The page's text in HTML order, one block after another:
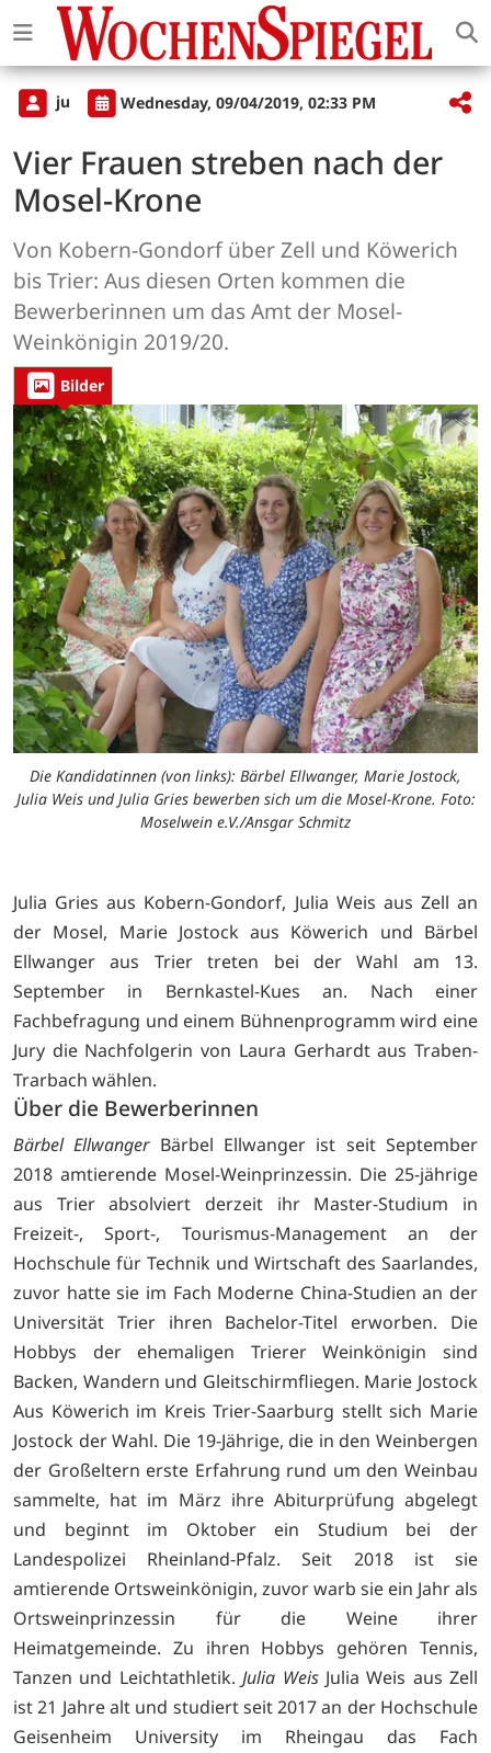
ju Wednesday, 09/04/2019, 02:33 PM
Vier Frauen streben nach der
Mosel-Krone
Von Kobern-Gondorf über Zell und Köwerich
bis Trier: Aus diesen Orten kommen die
Bewerberinnen um das Amt der Mosel-
Weinkönigin 2019/20.
Bilder
Die Kandidatinnen (von links): Bärbel Ellwanger, Marie Jostock,
Julia Weis und Julia Gries bewerben sich um die Mosel-Krone. Foto:
Moselwein e.V./Ansgar Schmitz
Julia Gries aus Kobern-Gondorf, Julia Weis aus Zell an
der Mosel, Marie Jostock aus Köwerich und Bärbel
Ellwanger aus Trier treten bei der Wahl am 13.
September in Bernkastel-Kues an. Nach einer
Fachbefragung und einem Bühnenprogramm wird eine
Jury die Nachfolgerin von Laura Gerhardt aus Traben-
Trarbach wählen.
Über die Bewerberinnen
Bärbel EllwangerBärbel Ellwanger ist seit September
2018 amtierende Mosel-Weinprinzessin. Die 25-jährige
aus Trier absolviert derzeit ihr Master-Studium in
Freizeit-, Sport-, Tourismus-Management an der
Hochschule für Technik und Wirtschaft des Saarlandes,
zuvor hatte sie im Fach Moderne China-Studien an der
Universität Trier ihren Bachelor-Titel erworben. Die
Hobbys der ehemaligen Trierer Weinkönigin sind
Backen, Wandern und Gleitschirmfliegen. Marie Jostock
Aus Köwerich im Kreis Trier-Saarburg stellt sich Marie
Jostock der Wahl. Die 19-Jährige, die in den Weinbergen
der Großeltern erste Erfahrung rund um den Weinbau
sammelte, hat im März ihre Abiturprüfung abgelegt
und beginnt im Oktober ein Studium bei der
Landespolizei Rheinland-Pfalz. Seit 2018 ist sie
amtierende Ortsweinkönigin, zuvor warb sie ein Jahr als
Ortsweinprinzessin für die Weine ihrer
Heimatgemeinde. Zu ihren Hobbys gehören Tennis,
Tanzen und Leichtathletik.Julia WeisJulia Weis aus Zell
ist 21 Jahre alt und studiert seit 2017 an der Hochschule
Geisenheim University im Rheingau das Fach